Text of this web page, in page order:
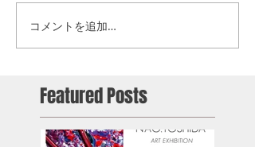
コメントを追加…
Featured Posts